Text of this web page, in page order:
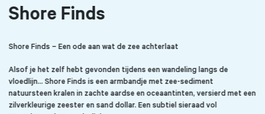
Shore Finds
Shore Finds – Een ode aan wat de zee achterlaat
Alsof je het zelf hebt gevonden tijdens een wandeling langs de
vloedlijn… Shore Finds is een armbandje met zee-sediment
natuursteen kralen in zachte aardse en oceaantinten, versierd met een
zilverkleurige zeester en sand dollar. Een subtiel sieraad vol